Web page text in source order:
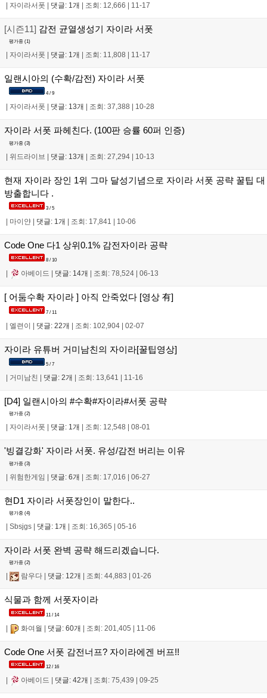
| 자이라서폿 | 댓글: 1개 | 조회: 12,666 | 11-17
[시즌11] 감전 균열생성기 자이라 서폿
평가중 (1)
| 자이라서폿 | 댓글: 1개 | 조회: 11,808 | 11-17
일랜시아의 (수확/감전) 자이라 서폿
4 / 9
자이라서폿 댓글: 13개 조회: 37,388 10-28
자이라 서폿 파헤친다. (100판 승률 60퍼 인증)
평가중 (3)
| 위드라이브 | 댓글: 13개 | 조회: 27,294 | 10-13
현재 자이라 장인 1위 그마 달성기념으로 자이라 서폿 공략 꿀팁 대
방출합니다 .
3 / 5
마이얀 댓글: 1개 조회: 17,841 10-06
Code One 다1 상위0.1% 감전자이라 공략
8 / 10
아베이드 댓글: 14개 조회: 78,524 06-13
[ 어둠수확 자이라 ] 아직 안죽었다 [영상 有]
7 / 11
| 엘련이 | 댓글: 22개 | 조회: 102,904 | 02-07
자이라 유튜버 거미남친의 자이라[꿀팁영상]
5 / 7
거미남친 댓글: 2개 조회: 13,641 11-16
[D4] 일랜시아의 #수확#자이라#서폿 공략
평가중 (2)
자이라서폿 댓글: 1개 조회: 12,548 08-01
'빙결강화' 자이라 서폿. 유성/감전 버리는 이유
평가중 (3)
| 위험한게임 | 댓글: 6개 | 조회: 17,016 | 06-27
현D1 자이라 서폿장인이 말한다..
평가중 (4)
Sbsjgs 댓글: 1개 조회: 16,365 05-16
자이라 서폿 완벽 공략 해드리겠습니다.
평가중 (2)
람우다 댓글: 12개 조회: 44,883 01-26
식물과 함께 서폿자이라
11 / 14
| 화여월 | 댓글: 60개 | 조회: 201,405 | 11-06
Code One 서폿 감전너프? 자이라에겐 버프!!
12 / 16
아베이드 댓글: 42개 조회: 75,439 09-25